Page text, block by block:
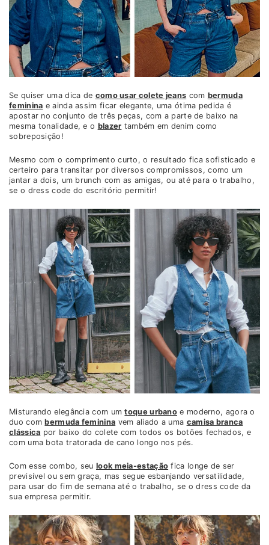
Se quiser uma dica de como usar colete jeans com bermuda
feminina e ainda assim ficar elegante, uma ótima pedida é
apostar no conjunto de três peças, com a parte de baixo na
mesma tonalidade, e o blazer também em denim como
sobreposição!
Mesmo com o comprimento curto, o resultado fica sofisticado e
certeiro para transitar por diversos compromissos, como um
jantar a dois, um brunch com as amigas, ou até para o trabalho,
se o dress code do escritório permitir!
Misturando elegância com umtoque urbano e moderno, agora o
duo combermuda feminina vem aliado a uma camisa branca
clássica por baixo do colete com todos os botões fechados, e
com uma bota tratorada de cano longo nos pés.
Com esse combo, seu look meia-estação fica longe de ser
previsível ou sem graça, mas segue esbanjando versatilidade,
para usar do fim de semana até o trabalho, se o dress code da
sua empresa permitir.